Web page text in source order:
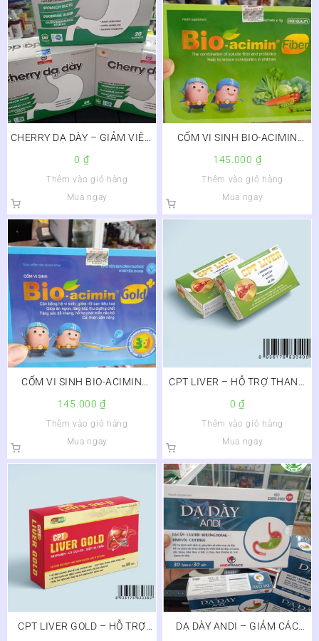
CHERRY DẠ DÀY – GIẢM VIÊM
THỰC QUẢN
0 ₫
Thêm vào giỏ hàng
Mua ngay
CỐM VI SINH BIO-ACIMIN
145.000 ₫
Thêm vào giỏ hàng
Mua ngay
CỐM VI SINH BIO-ACIMIN
145.000₫
Thêm vào giỏ hàng
Mua ngay
CPT LIVER – HỖ TRỢ THANH
0 ₫
Thêm vào giỏ hàng
Mua ngay
CPT LIVER GOLD – HỖ TRỢ
DẠ DÀY ANDI – GIẢM CÁC